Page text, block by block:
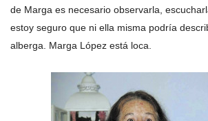
de Marga es necesario observarla,
estoy seguro que ni ella misma podría
alberga. Marga López está loca.